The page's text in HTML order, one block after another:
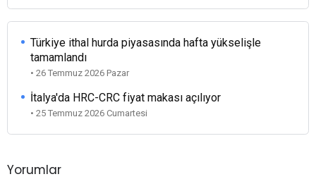
Türkiye ithal hurda piyasasında hafta yükselişle
tamamlandı
• 26 Temmuz 2026 Pazar
İtalya'da HRC-CRC fiyat makası açılıyor
• 25 Temmuz 2026 Cumartesi
Yorumlar